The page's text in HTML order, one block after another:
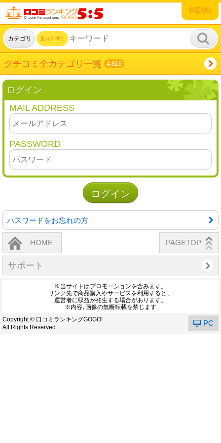
MENU
カテゴリ 全カテゴリ
クチコミ全カテゴリ一覧 4,816
ログイン
MAIL ADDRESS
PASSWORD
パスワードをお忘れの方
HOME PAGETOP
サポート
※当サイトはプロモーションを含みます。
リンク先で商品購入やサービスを利用すると、
運営者に収益が発生する場合があります。
※内容､画像の無断転載を禁じます
Copyright © 口コミランキングGOGO!
All Rights Reserved.
PC